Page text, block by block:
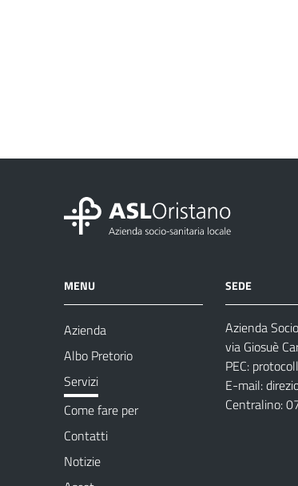
MENU
Azienda
Albo Pretorio
Servizi
Come fare per
Contatti
Notizie
SEDE
Azienda
via Giosuè
PEC:
E-mail:
Centralino: